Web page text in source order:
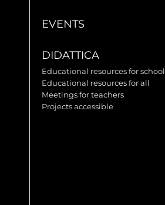
EVENTS
DIDATTICA
Educational resources for school
Educational resources for all
Meetings for teachers
Projects accessible